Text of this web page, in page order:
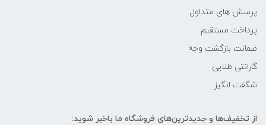
پرسش های متداول
پرداخت مستقیم
ضمانت بازگشت وجه
گارانتی طلایی
شگفت انگیز
از تخفیف‌ها و جدیدترین‌های فروشگاه ما باخبر شوید: